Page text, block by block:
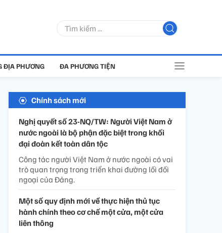
ĐỊA PHƯƠNG ĐA PHƯƠNG TIỆN
Chính sách mới
Nghị quyết số 23-NQ/TW: Người Việt Nam ở
nước ngoài là bộ phận đặc biệt trong khối
đại đoàn kết toàn dân tộc
Công tác người Việt Nam ở nước ngoài có vai
trò quan trọng trong triển khai đường lối đối
ngoại của Đảng.
Một số quy định mới về thực hiện thủ tục
hành chính theo cơ chế một cửa, một cửa
liên thông